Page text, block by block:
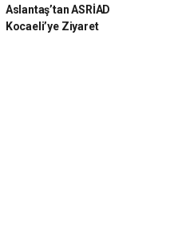
Aslantaş’tan ASRİAD
Kocaeli’ye Ziyaret